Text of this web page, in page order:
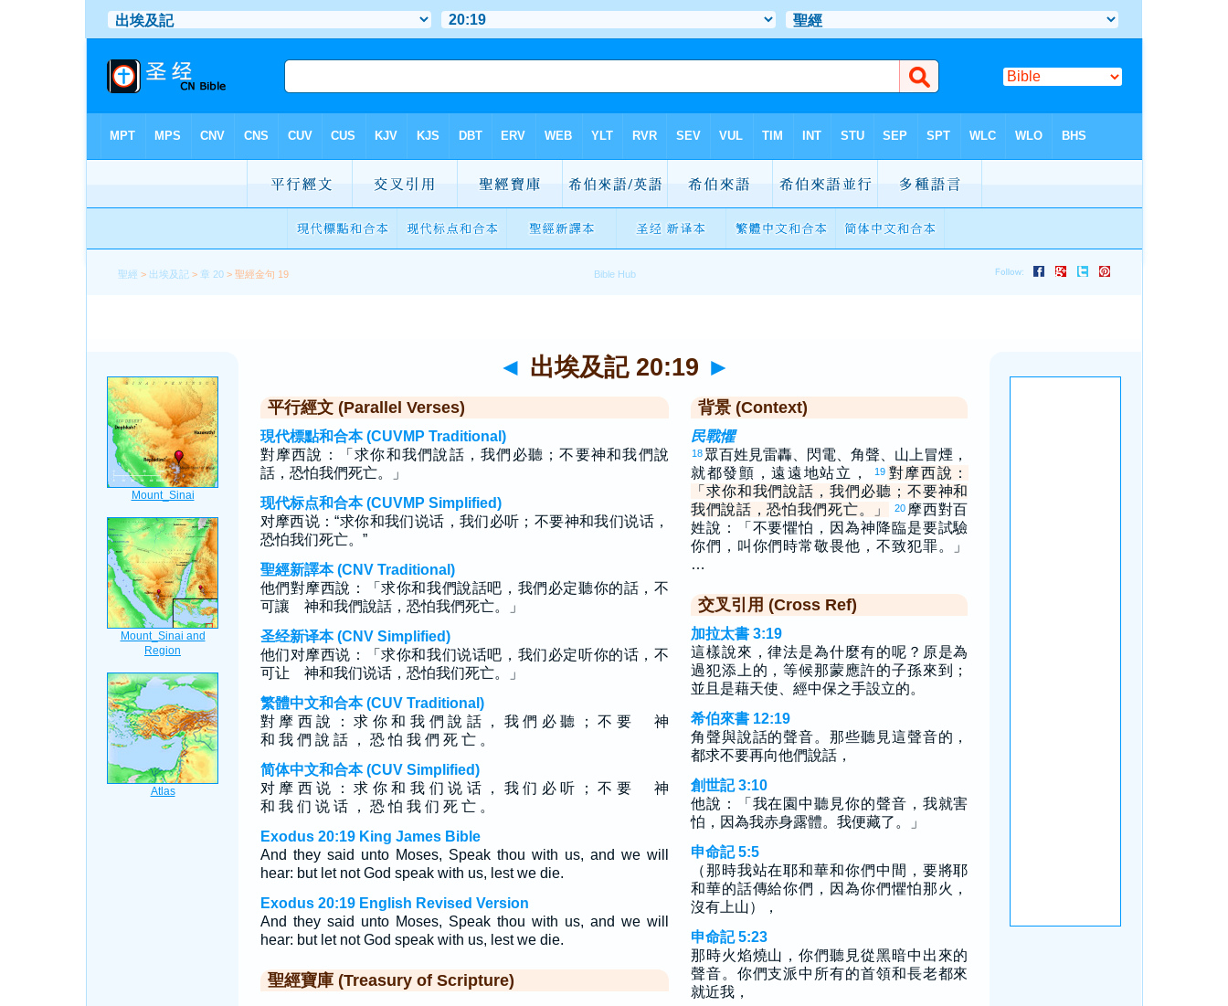
聖經 > 出埃及記 > 章 20 > 聖經金句 19
◄ 出埃及記 20:19 ►
平行經文 (Parallel Verses)
現代標點和合本 (CUVMP Traditional)
對摩西說：「求你和我們說話，我們必聽；不要神和我們說
話，恐怕我們死亡。」
现代标点和合本 (CUVMP Simplified)
对摩西说：“求你和我们说话，我们必听；不要神和我们说话，
恐怕我们死亡。”
聖經新譯本 (CNV Traditional)
他們對摩西說：「求你和我們說話吧，我們必定聽你的話，不
可讓 神和我們說話，恐怕我們死亡。」
圣经新译本 (CNV Simplified)
他们对摩西说：「求你和我们说话吧，我们必定听你的话，不
可让 神和我们说话，恐怕我们死亡。」
繁體中文和合本 (CUV Traditional)
對 摩 西 說 ： 求 你 和 我 們 說 話 ， 我 們 必 聽 ； 不 要 神
和 我 們 說 話 ， 恐 怕 我 們 死 亡 。
简体中文和合本 (CUV Simplified)
对 摩 西 说 ： 求 你 和 我 们 说 话 ， 我 们 必 听 ； 不 要 神
和 我 们 说 话 ， 恐 怕 我 们 死 亡 。
Exodus 20:19 King James Bible
And they said unto Moses, Speak thou with us, and we will
hear: but let not God speak with us, lest we die.
Exodus 20:19 English Revised Version
And they said unto Moses, Speak thou with us, and we will
hear: but let not God speak with us, lest we die.
聖經寶庫 (Treasury of Scripture)
背景 (Context)
民戰懼
18 眾百姓見雷轟、閃電、角聲、山上冒煙，
就都發顫，遠遠地站立，
19 對摩西說：
「求你和我們說話，我們必聽；不要神和
我們說話，恐怕我們死亡。」
20 摩西對百
姓說：「不要懼怕，因為神降臨是要試驗
你們，叫你們時常敬畏他，不致犯罪。」
…
交叉引用 (Cross Ref)
加拉太書 3:19
這樣說來，律法是為什麼有的呢？原是為
過犯添上的，等候那蒙應許的子孫來到；
並且是藉天使、經中保之手設立的。
希伯來書 12:19
角聲與說話的聲音。那些聽見這聲音的，
都求不要再向他們說話，
創世記 3:10
他說：「我在園中聽見你的聲音，我就害
怕，因為我赤身露體。我便藏了。」
申命記 5:5
（那時我站在耶和華和你們中間，要將耶
和華的話傳給你們，因為你們懼怕那火，
沒有上山），
申命記 5:23
那時火焰燒山，你們聽見從黑暗中出來的
聲音。你們支派中所有的首領和長老都來
就近我，